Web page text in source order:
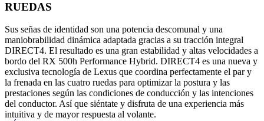
RUEDAS
Sus señas de identidad son una potencia descomunal y una
maniobrabilidad dinámica adaptada gracias a su tracción integral
DIRECT4. El resultado es una gran estabilidad y altas velocidades a
bordo del RX 500h Performance Hybrid. DIRECT4 es una nueva y
exclusiva tecnología de Lexus que coordina perfectamente el par y
la frenada en las cuatro ruedas para optimizar la postura y las
prestaciones según las condiciones de conducción y las intenciones
del conductor. Así que siéntate y disfruta de una experiencia más
intuitiva y de mayor respuesta al volante.